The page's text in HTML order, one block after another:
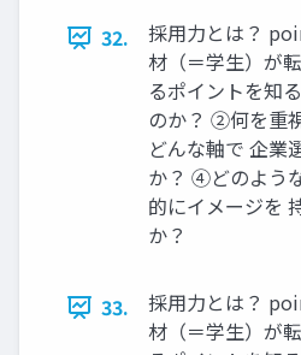
32.
採用力とは？
材（＝学生）が
るポイントを知
のか？ ②何を重
どんな軸で 企業
か？ ④どのよう
的にイメージを
か？
33.
採用力とは？
材（＝学生）が